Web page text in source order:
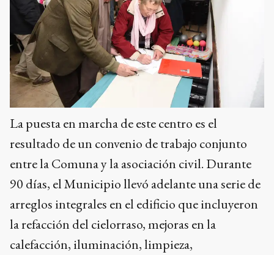
La puesta en marcha de este centro es el
resultado de un convenio de trabajo conjunto
entre la Comuna y la asociación civil. Durante
90 días, el Municipio llevó adelante una serie de
arreglos integrales en el edificio que incluyeron
la refacción del cielorraso, mejoras en la
calefacción, iluminación, limpieza,